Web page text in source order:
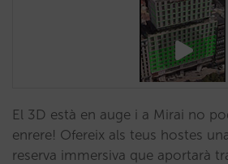
El 3D està en auge i a Mirai no
enrere! Ofereix als teus hostes
reserva immersiva que aportarà